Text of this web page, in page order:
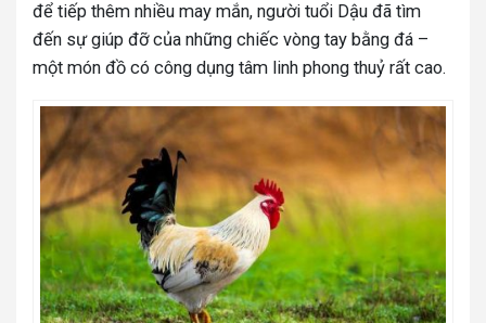
để tiếp thêm nhiều may mắn, người tuổi Dậu đã tìm
đến sự giúp đỡ của những chiếc vòng tay bằng đá –
một món đồ có công dụng tâm linh phong thuỷ rất cao.